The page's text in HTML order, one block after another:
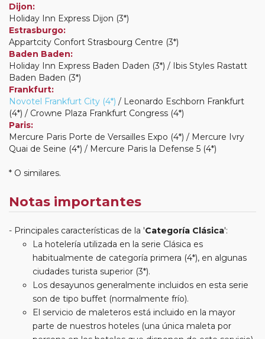
Dijon:
Holiday Inn Express Dijon (3*)
Estrasburgo:
Appartcity Confort Strasbourg Centre (3*)
Baden Baden:
Holiday Inn Express Baden Daden (3*) / Ibis Styles Rastatt
Baden Baden (3*)
Frankfurt:
Novotel Frankfurt City (4*) / Leonardo Eschborn Frankfurt
(4*) / Crowne Plaza Frankfurt Congress (4*)
Paris:
Mercure Paris Porte de Versailles Expo (4*) / Mercure Ivry
Quai de Seine (4*) / Mercure Paris la Defense 5 (4*)
* O similares.
Notas importantes
Principales características de la 'Categoría Clásica':
La hotelería utilizada en la serie Clásica es
habitualmente de categoría primera (4*), en algunas
ciudades turista superior (3*).
Los desayunos generalmente incluidos en esta serie
son de tipo buffet (normalmente frío).
El servicio de maleteros está incluido en la mayor
parte de nuestros hoteles (una única maleta por